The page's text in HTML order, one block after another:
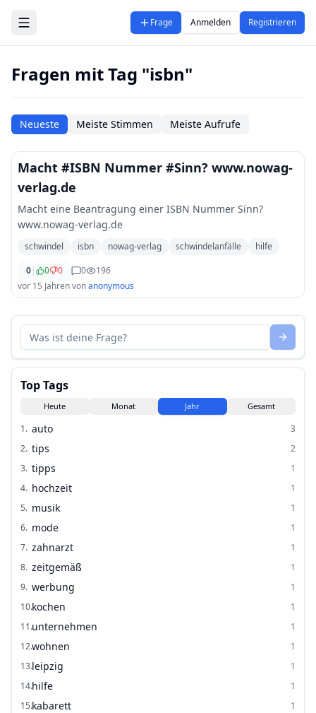
Zum Hauptinhalt springen
Frage Anmelden Registrieren
Fragen mit Tag "isbn"
Neueste Meiste Stimmen Meiste Aufrufe
Macht #ISBN Nummer #Sinn? www.nowag-
verlag.de
Macht eine Beantragung einer ISBN Nummer Sinn?
www.nowag-verlag.de
schwindel isbn nowag-verlag schwindelanfälle
hilfe
0| 0 0 0
196
vor 15 Jahrenvonanonymous
Top Tags
Heute Monat Jahr Gesamt
1. auto
3
2. tips
2
3. tipps
1
4. hochzeit
1
5. musik
1
6. mode
1
7. zahnarzt
1
8. zeitgemäß
1
9. werbung
1
10.kochen
1
11.unternehmen
1
12.wohnen
1
13.leipzig
1
14.hilfe
1
15.kabarett
1